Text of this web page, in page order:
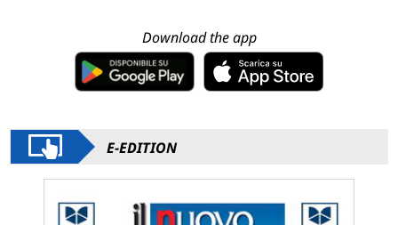
Download the app
E-EDITION